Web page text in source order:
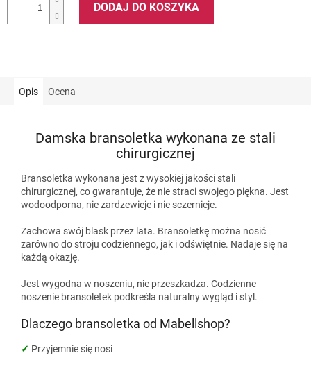
DODAJ DO KOSZYKA
Opis Ocena
Damska bransoletka wykonana ze stali
chirurgicznej
Bransoletka wykonana jest z wysokiej jakości stali
chirurgicznej, co gwarantuje, że nie straci swojego piękna. Jest
wodoodporna, nie zardzewieje i nie sczernieje.
Zachowa swój blask przez lata. Bransoletkę można nosić
zarówno do stroju codziennego, jak i odświętnie. Nadaje się na
każdą okazję.
Jest wygodna w noszeniu, nie przeszkadza. Codzienne
noszenie bransoletek podkreśla naturalny wygląd i styl.
Dlaczego bransoletka od Mabellshop?
✓ Przyjemnie się nosi